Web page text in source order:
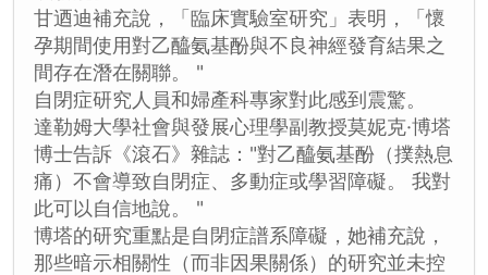
甘迺迪補充說，「臨床實驗室研究」表明，「懷
孕期間使用對乙醯氨基酚與不良神經發育結果之
間存在潛在關聯。 "
自閉症研究人員和婦產科專家對此感到震驚。
達勒姆大學社會與發展心理學副教授莫妮克·博塔
博士告訴《滾石》雜誌："對乙醯氨基酚（撲熱息
痛）不會導致自閉症、多動症或學習障礙。 我對
此可以自信地說。 "
博塔的研究重點是自閉症譜系障礙，她補充說，
那些暗示相關性（而非因果關係）的研究並未控